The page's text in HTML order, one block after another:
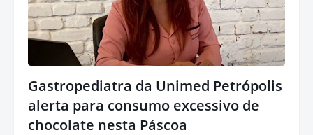
Gastropediatra da Unimed Petrópolis
alerta para consumo excessivo de
chocolate nesta Páscoa